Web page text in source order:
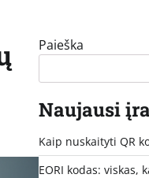
Paieška
Naujausi
Kaip nuskaityti QR
EORI kodas: viskas,